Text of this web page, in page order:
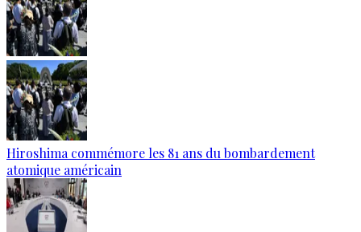
Hiroshima commémore les 81 ans du bombardement
atomique américain